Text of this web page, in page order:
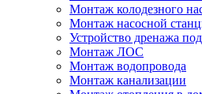
Монтаж колодезного
Монтаж насосной
Устройство дренажа
Монтаж ЛОС
Монтаж водопровода
Монтаж канализации